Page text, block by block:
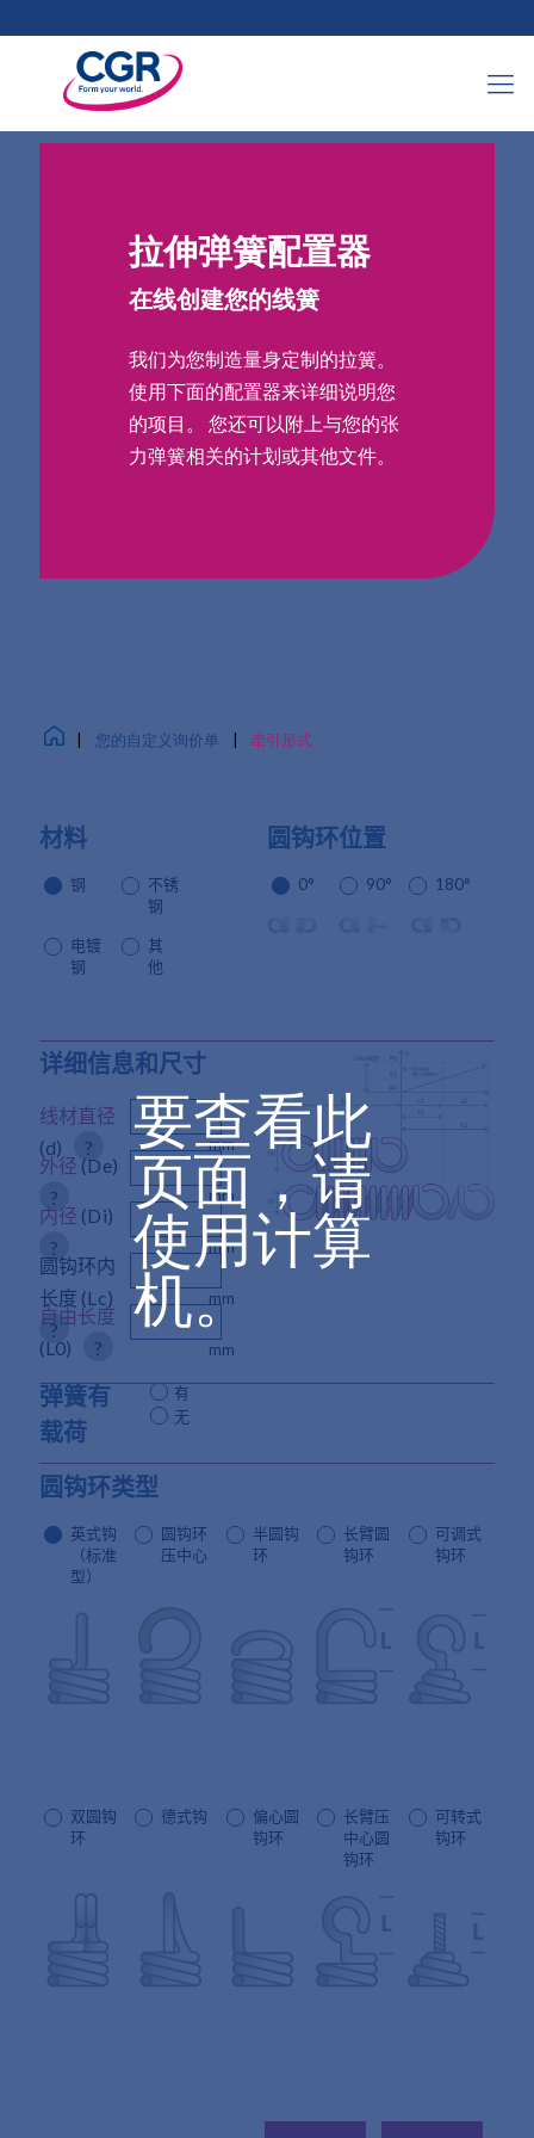
拉伸弹簧配置器
在线创建您的线簧
我们为您制造量身定制的拉簧。
使用下面的配置器来详细说明您
的项目。 您还可以附上与您的张
力弹簧相关的计划或其他文件。
您的自定义询价单 牵引形式
材料
钢
不锈
钢
电镀
钢
其
他
圆钩环位置
0° 90° 180°
详细信息和尺寸
线材直径
(d)
?
外径 (De)
?
内径 (Di)
?
圆钩环内
长度 (Lc)
?
自由长度
(L0)
?
mm
mm
mm
mm
mm
弹簧有
载荷
有
无
圆钩环类型
英式钩
（标准
型）
圆钩环
压中心
半圆钩
环
长臂圆
钩环
可调式
钩环
双圆钩
环
德式钩
偏心圆
钩环
长臂压
中心圆
钩环
可转式
钩环
要查看此
页面，请
使用计算
机。